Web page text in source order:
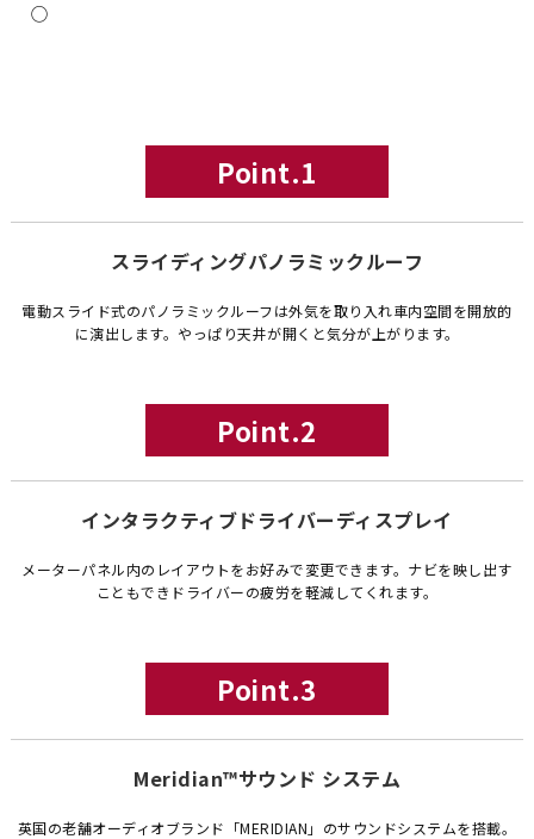
◯
Point.1
スライディングパノラミックルーフ
電動スライド式のパノラミックルーフは外気を取り入れ車内空間を開放的
に演出します。やっぱり天井が開くと気分が上がります。
Point.2
インタラクティブドライバーディスプレイ
メーターパネル内のレイアウトをお好みで変更できます。ナビを映し出す
こともできドライバーの疲労を軽減してくれます。
Point.3
Meridian™サウンド システム
英国の老舗オーディオブランド「MERIDIAN」のサウンドシステムを搭載。